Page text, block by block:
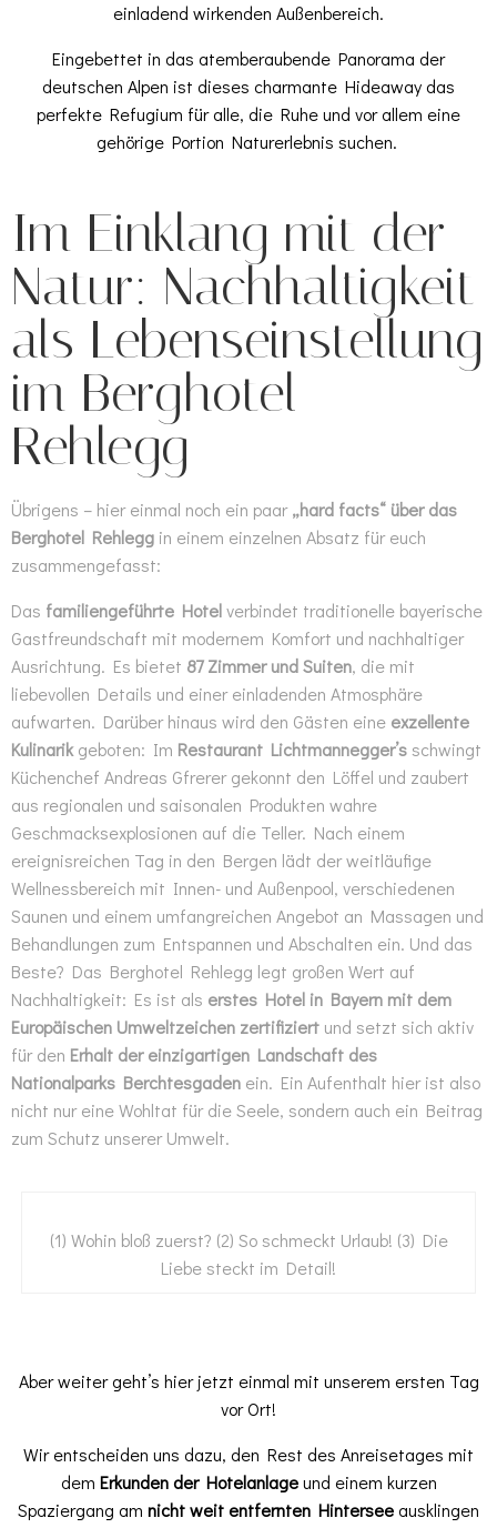
einladend wirkenden Außenbereich.
Eingebettet in das atemberaubende Panorama der
deutschen Alpen ist dieses charmante Hideaway das
perfekte Refugium für alle, die Ruhe und vor allem eine
gehörige Portion Naturerlebnis suchen.
Im Einklang mit der
Natur: Nachhaltigkeit
als Lebenseinstellung
im Berghotel
Rehlegg
Übrigens – hier einmal noch ein paar„hard facts“ über das
Berghotel Rehlegg in einem einzelnen Absatz für euch
zusammengefasst:
Das familiengeführte Hotelverbindet traditionelle bayerische
Gastfreundschaft mit modernem Komfort und nachhaltiger
Ausrichtung. Es bietet 87 Zimmer und Suiten, die mit
liebevollen Details und einer einladenden Atmosphäre
aufwarten. Darüber hinaus wird den Gästen eine exzellente
Kulinarikgeboten: Im Restaurant Lichtmannegger’sschwingt
Küchenchef Andreas Gfrerer gekonnt den Löffel und zaubert
aus regionalen und saisonalen Produkten wahre
Geschmacksexplosionen auf die Teller. Nach einem
ereignisreichen Tag in den Bergen lädt der weitläufige
Wellnessbereich mit Innen- und Außenpool, verschiedenen
Saunen und einem umfangreichen Angebot an Massagen und
Behandlungen zum Entspannen und Abschalten ein. Und das
Beste? Das Berghotel Rehlegg legt großen Wert auf
Nachhaltigkeit: Es ist als erstes Hotel in Bayern mit dem
Europäischen Umweltzeichen zertifiziert und setzt sich aktiv
für den Erhalt der einzigartigen Landschaft des
Nationalparks Berchtesgaden ein. Ein Aufenthalt hier ist also
nicht nur eine Wohltat für die Seele, sondern auch ein Beitrag
zum Schutz unserer Umwelt.
(1) Wohin bloß zuerst? (2) So schmeckt Urlaub! (3) Die
Liebe steckt im Detail!
Aber weiter geht’s hier jetzt einmal mit unserem ersten Tag
vor Ort!
Wir entscheiden uns dazu, den Rest des Anreisetages mit
dem Erkunden der Hotelanlageund einem kurzen
Spaziergang am nicht weit entfernten Hintersee ausklingen